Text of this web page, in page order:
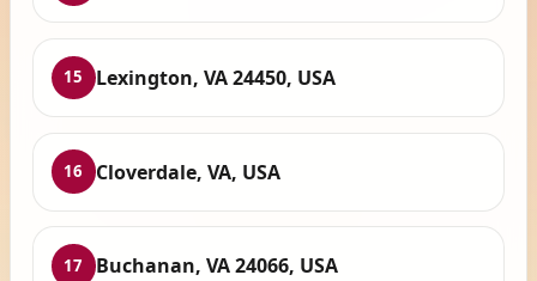
15 Lexington, VA 24450, USA
16 Cloverdale, VA, USA
17 Buchanan, VA 24066, USA